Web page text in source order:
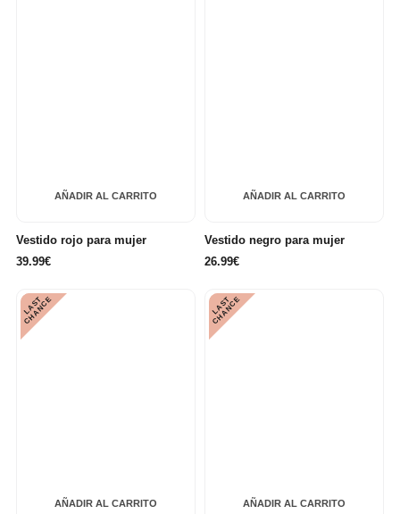
AÑADIR AL CARRITO
Vestido rojo para mujer
39.99€
AÑADIR AL CARRITO
Vestido negro para mujer
26.99€
AÑADIR AL CARRITO
L
A
S
T
C
H
A
N
C
E
AÑADIR AL CARRITO
L
A
S
T
C
H
A
N
C
E